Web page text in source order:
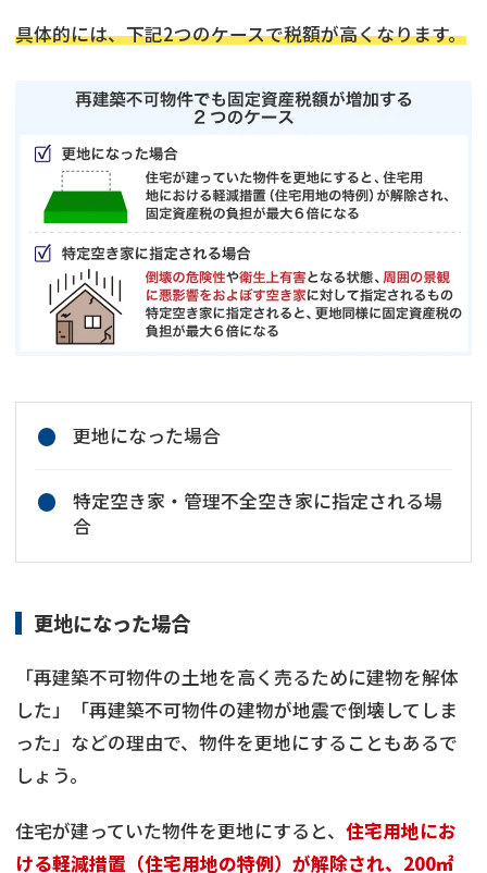
具体的には、下記2つのケースで税額が高くなります。
更地になった場合
特定空き家・管理不全空き家に指定される場
合
更地になった場合
「再建築不可物件の土地を高く売るために建物を解体
した」「再建築不可物件の建物が地震で倒壊してしま
った」などの理由で、物件を更地にすることもあるで
しょう。
住宅が建っていた物件を更地にすると、 住宅用地にお
ける軽減措置（住宅用地の特例）が解除され、200㎡